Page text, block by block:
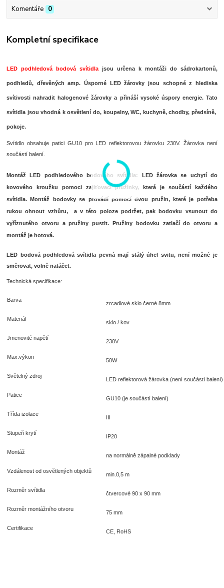
Komentáře 0
Kompletní specifikace
LED podhledová bodová svítidla jsou určena k montáži do sádrokartonů,
podhledů, dřevěných amp. Úsporné LED žárovky jsou schopné z hlediska
svítivosti nahradit halogenové žárovky a přináší vysoké úspory energie. Tato
svítidla jsou vhodná k osvětlení do, koupelny, WC, kuchyně, chodby, předsíně,
pokoje.
Svítidlo obsahuje patici GU10 pro LED reflektorovou žárovku 230V. Žárovka není
součástí balení.
Montáž LED podhledového bodového svítidla: LED žárovka se uchytí do
kovového kroužku pomoci zajiťovací pružinky, která je součástí každého
svítidla. Montáž bodovky se provádí pomocí dvou pružin, které je potřeba
rukou ohnout vzhůru, a v této poloze podržet, pak bodovku vsunout do
vyříznutého otvoru a pružiny pustit. Pružiny bodovku zatlačí do otvoru a
montáž je hotová.
LED bodová podhledová svítidla pevná mají stálý úhel svitu, není možné je
směrovat, volně natáčet.
Technická specifikace:
Barva
zrcadlové sklo černé 8mm
Materiál
sklo / kov
Jmenovité napětí
230V
Max.výkon
50W
Světelný zdroj
LED reflektorová žárovka (není součástí balení)
Patice
GU10 (je součástí balení)
Třída izolace
III
Stupeň krytí
IP20
Montáž
na normálně zápalné podklady
Vzdálenost od osvětlených objektů
min.0,5 m
Rozměr svítidla
čtvercové 90 x 90 mm
Rozměr montážního otvoru
75 mm
Certifikace
CE, RoHS